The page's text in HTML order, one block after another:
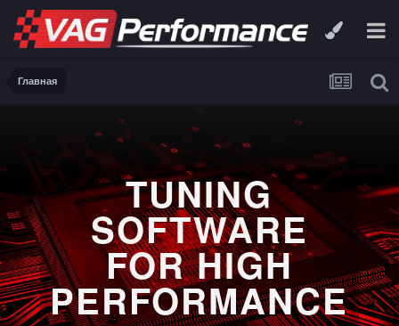
Главная
TUNING
SOFTWARE
FOR HIGH
PERFORMANCE